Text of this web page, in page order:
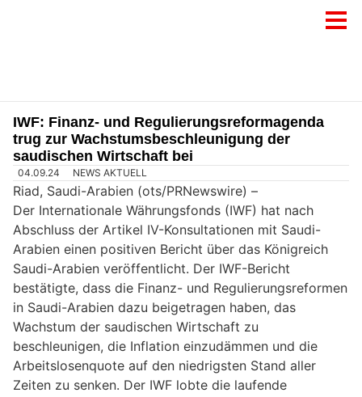
IWF: Finanz- und Regulierungsreformagenda
trug zur Wachstumsbeschleunigung der
saudischen Wirtschaft bei
04.09.24 NEWS AKTUELL
Riad, Saudi-Arabien (ots/PRNewswire) –
Der Internationale Währungsfonds (IWF) hat nach
Abschluss der Artikel IV-Konsultationen mit Saudi-
Arabien einen positiven Bericht über das Königreich
Saudi-Arabien veröffentlicht. Der IWF-Bericht
bestätigte, dass die Finanz- und Regulierungsreformen
in Saudi-Arabien dazu beigetragen haben, das
Wachstum der saudischen Wirtschaft zu
beschleunigen, die Inflation einzudämmen und die
Arbeitslosenquote auf den niedrigsten Stand aller
Zeiten zu senken. Der IWF lobte die laufende